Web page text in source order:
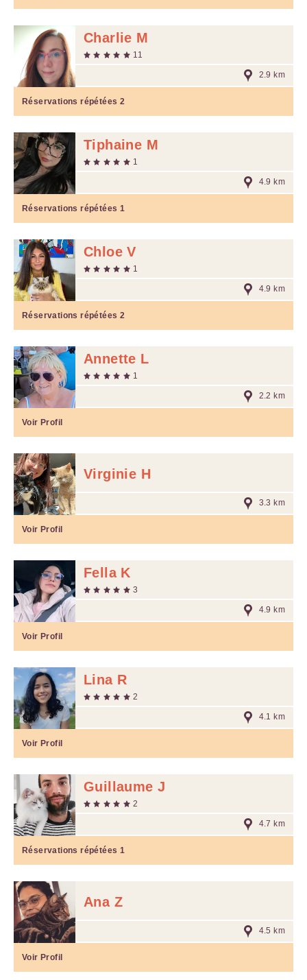
Charlie M
11
2.9 km
Réservations répétées 2
Tiphaine M
1
4.9 km
Réservations répétées 1
Chloe V
1
4.9 km
Réservations répétées 2
Annette L
1
2.2 km
Voir Profil
Virginie H
3.3 km
Voir Profil
Fella K
3
4.9 km
Voir Profil
Lina R
2
4.1 km
Voir Profil
Guillaume J
2
4.7 km
Réservations répétées 1
Ana Z
4.5 km
Voir Profil